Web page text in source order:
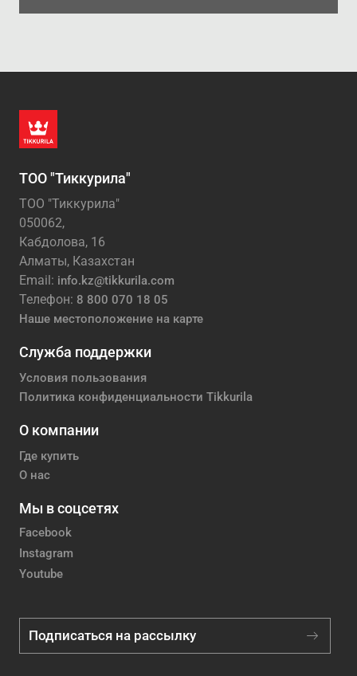
ТОО "Тиккурила"
ТОО "Тиккурила"
050062,
Кабдолова, 16
Алматы, Казахстан
Email: info.kz@tikkurila.com
Телефон: 8 800 070 18 05
Наше местоположение на карте
Служба поддержки
Условия пользования
Политика конфиденциальности Tikkurila
О компании
Где купить
О нас
Мы в соцсетях
Facebook
Instagram
Youtube
Подписаться на рассылку